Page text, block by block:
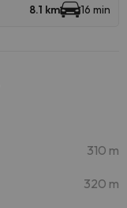
8.1 km 16 min
310 m
320 m